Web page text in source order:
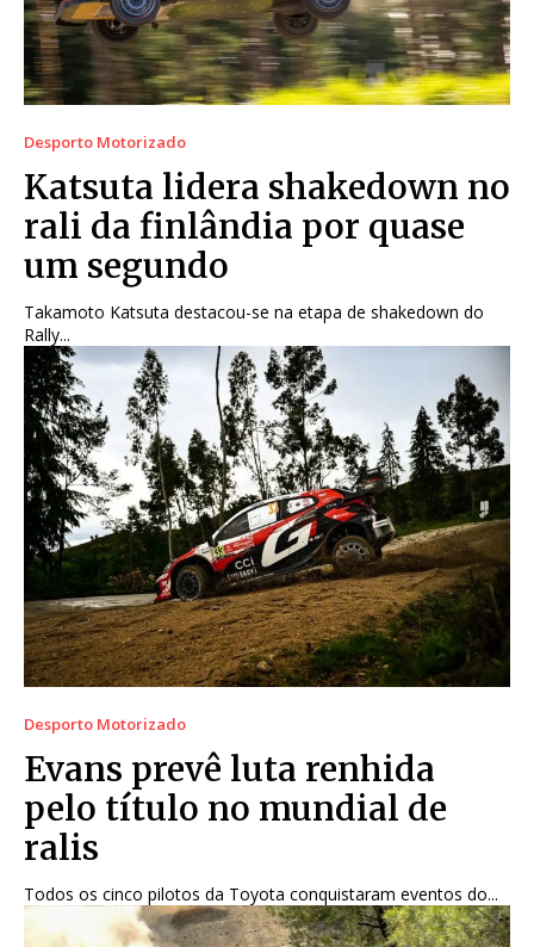
Desporto Motorizado
Katsuta lidera shakedown no
rali da finlândia por quase
um segundo
Takamoto Katsuta destacou-se na etapa de shakedown do
Rally...
Desporto Motorizado
Evans prevê luta renhida
pelo título no mundial de
ralis
Todos os cinco pilotos da Toyota conquistaram eventos do...